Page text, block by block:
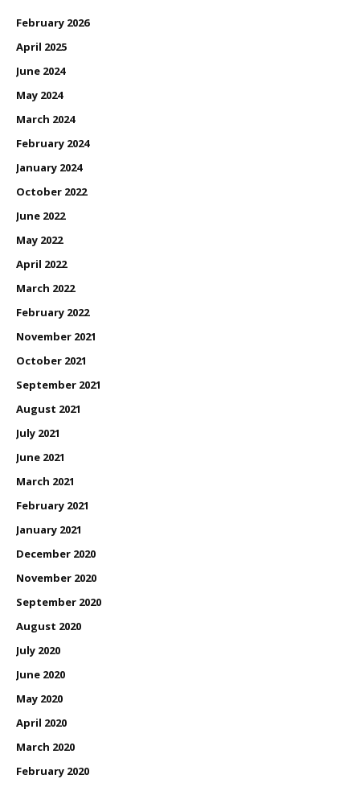
February 2026
April 2025
June 2024
May 2024
March 2024
February 2024
January 2024
October 2022
June 2022
May 2022
April 2022
March 2022
February 2022
November 2021
October 2021
September 2021
August 2021
July 2021
June 2021
March 2021
February 2021
January 2021
December 2020
November 2020
September 2020
August 2020
July 2020
June 2020
May 2020
April 2020
March 2020
February 2020